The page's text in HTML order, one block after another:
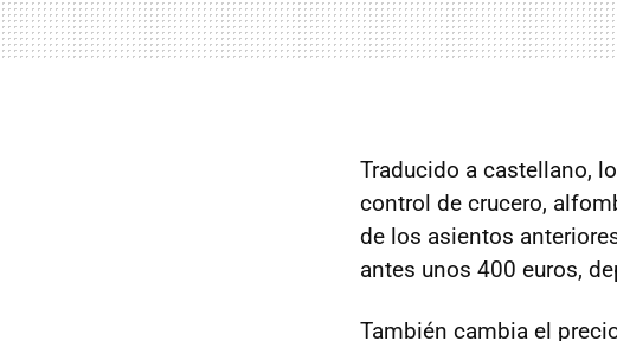
Traducido a castellano,
control de crucero,
de los asientos
antes unos 400 euros,
También cambia el